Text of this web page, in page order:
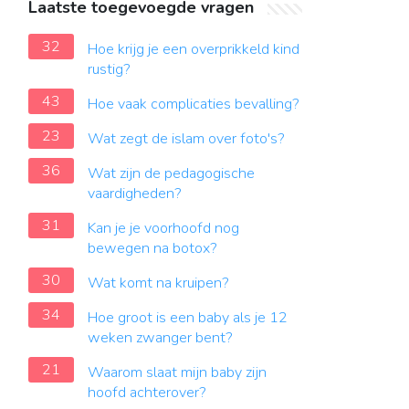
Laatste toegevoegde vragen
32
Hoe krijg je een overprikkeld kind
rustig?
43
Hoe vaak complicaties bevalling?
23
Wat zegt de islam over foto's?
36
Wat zijn de pedagogische
vaardigheden?
31
Kan je je voorhoofd nog
bewegen na botox?
30
Wat komt na kruipen?
34
Hoe groot is een baby als je 12
weken zwanger bent?
21
Waarom slaat mijn baby zijn
hoofd achterover?